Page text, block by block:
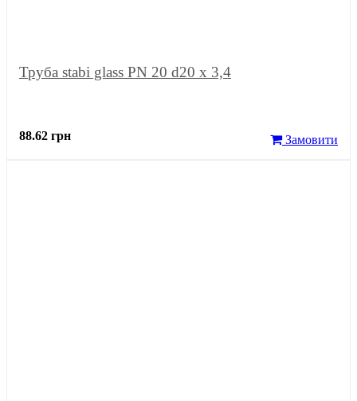
Труба stabi glass PN 20 d20 х 3,4
88.62 грн Замовити